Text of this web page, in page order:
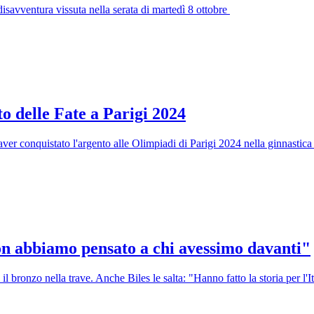
vissuta nella serata di martedì 8 ottobre
delle Fate a Parigi 2024
conquistato l'argento alle Olimpiadi di Parigi 2024 nella
pensato a chi avessimo davanti"
bronzo nella trave. Anche Biles le salta: "Hanno fatto la storia per